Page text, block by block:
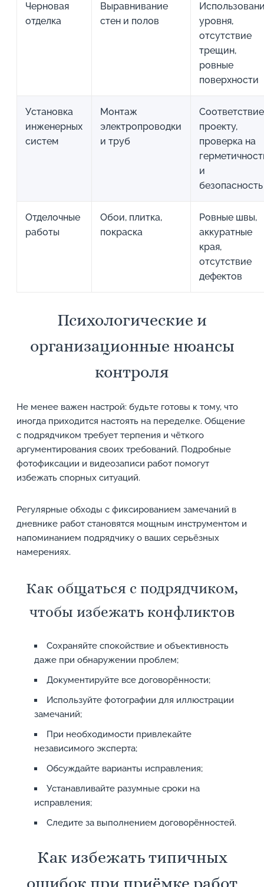
Черновая
отделка
Выравнивание
стен и полов
уровня,
отсутствие
трещин,
ровные
поверхности
Установка
инженерных
систем
Монтаж
электропроводки
и труб
Соответствие
проекту,
проверка на
и
безопасность
Отделочные
работы
Обои, плитка,
покраска
Ровные швы,
аккуратные
края,
отсутствие
дефектов
Психологические и
организационные нюансы
контроля
Не менее важен настрой: будьте готовы к тому, что
иногда приходится настоять на переделке. Общение
с подрядчиком требует терпения и чёткого
аргументирования своих требований. Подробные
фотофиксации и видеозаписи работ помогут
избежать спорных ситуаций.
Регулярные обходы с фиксированием замечаний в
дневнике работ становятся мощным инструментом и
напоминанием подрядчику о ваших серьёзных
намерениях.
Как общаться с подрядчиком,
чтобы избежать конфликтов
Сохраняйте спокойствие и объективность
даже при обнаружении проблем;
Документируйте все договорённости;
Используйте фотографии для иллюстрации
замечаний;
При необходимости привлекайте
независимого эксперта;
Обсуждайте варианты исправления;
Устанавливайте разумные сроки на
исправления;
Следите за выполнением договорённостей.
Как избежать типичных